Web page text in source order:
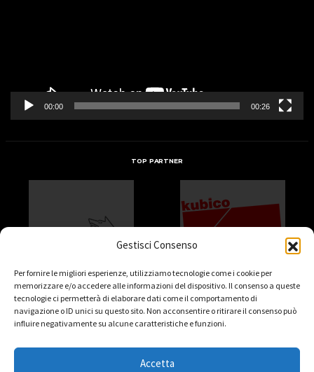
Gestisci Consenso
Per fornire le migliori esperienze, utilizziamo tecnologie come i cookie per
memorizzare e/o accedere alle informazioni del dispositivo. Il consenso a queste
tecnologie ci permetterà di elaborare dati come il comportamento di
navigazione o ID unici su questo sito. Non acconsentire o ritirare il consenso può
influire negativamente su alcune caratteristiche e funzioni.
Accetta
00:00 00:26
TOP PARTNER